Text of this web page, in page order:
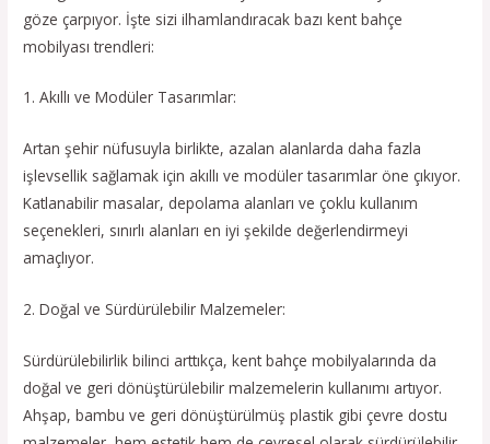
göze çarpıyor. İşte sizi ilhamlandıracak bazı kent bahçe
mobilyası trendleri:
1. Akıllı ve Modüler Tasarımlar:
Artan şehir nüfusuyla birlikte, azalan alanlarda daha fazla
işlevsellik sağlamak için akıllı ve modüler tasarımlar öne çıkıyor.
Katlanabilir masalar, depolama alanları ve çoklu kullanım
seçenekleri, sınırlı alanları en iyi şekilde değerlendirmeyi
amaçlıyor.
2. Doğal ve Sürdürülebilir Malzemeler:
Sürdürülebilirlik bilinci arttıkça, kent bahçe mobilyalarında da
doğal ve geri dönüştürülebilir malzemelerin kullanımı artıyor.
Ahşap, bambu ve geri dönüştürülmüş plastik gibi çevre dostu